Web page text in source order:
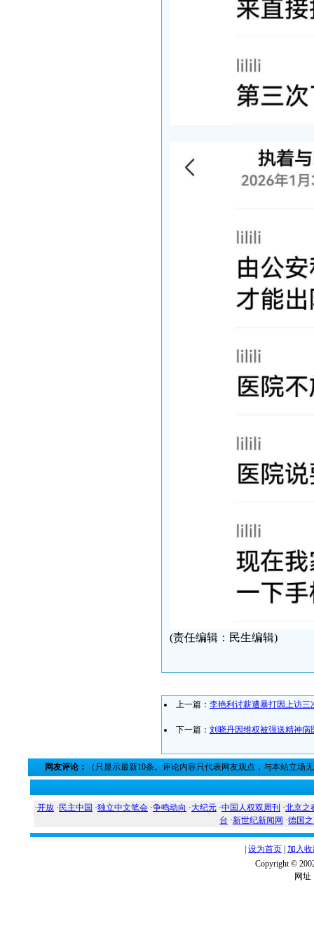
(责任编辑：民生编辑)
上一篇： 李艳利讨薪遭暴打因上访三
下一篇： 刘晓丹因维权被强送精神病
网友评论： （只显示最新10条。评论内容只代表网友观点，与本站立场
·开放 · 民主中国 ·独立中文笔会 ·争鸣动向 ·大纪元 ·中国人权双周刊 ·北京之
台 ·新世纪新闻网 ·德国
设为首页 加入
Copyright ©
网址